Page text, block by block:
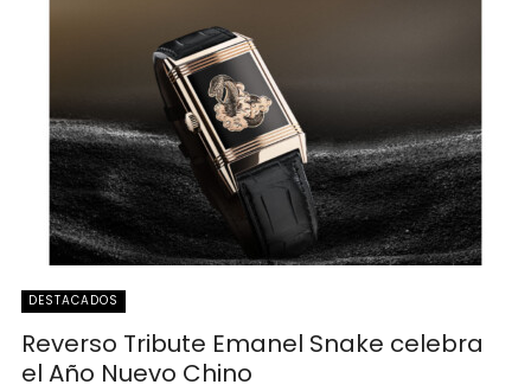
DESTACADOS
Reverso Tribute Emanel Snake celebra
el Año Nuevo Chino